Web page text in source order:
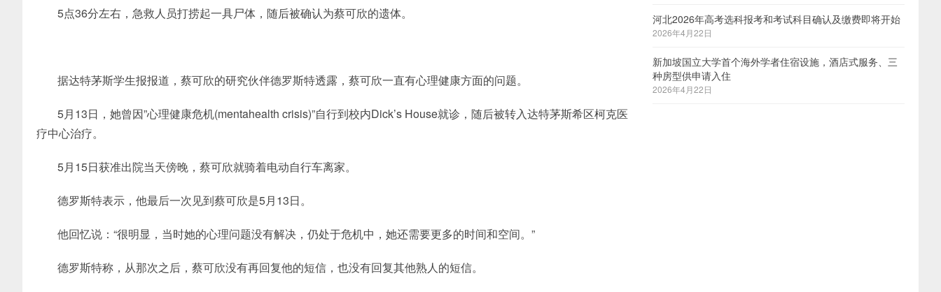
5点36分左右，急救人员打捞起一具尸体，随后被确认为蔡可欣的遗体。
据达特茅斯学生报报道，蔡可欣的研究伙伴德罗斯特透露，蔡可欣一直有心理健康方面的问题。
5月13日，她曾因”心理健康危机(mentahealth crisis)”自行到校内Dick’s House就诊，随后被转入达特茅斯希区柯克医
疗中心治疗。
5月15日获准出院当天傍晚，蔡可欣就骑着电动自行车离家。
德罗斯特表示，他最后一次见到蔡可欣是5月13日。
他回忆说：“很明显，当时她的心理问题没有解决，仍处于危机中，她还需要更多的时间和空间。”
德罗斯特称，从那次之后，蔡可欣没有再回复他的短信，也没有回复其他熟人的短信。
河北2026年高考选科报考和考试科目确认及缴费即将开始
2026年4月22日
新加坡国立大学首个海外学者住宿设施，酒店式服务、三
种房型供申请入住
2026年4月22日